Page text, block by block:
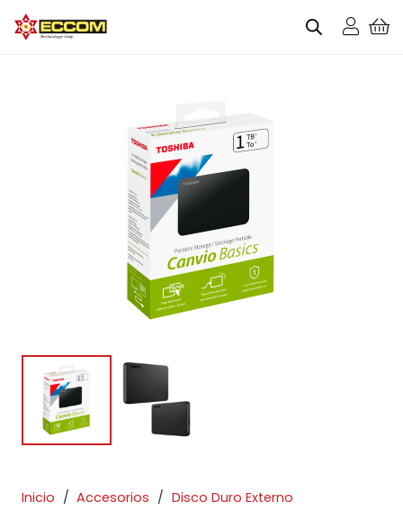
Inicio / Accesorios / Disco Duro Externo